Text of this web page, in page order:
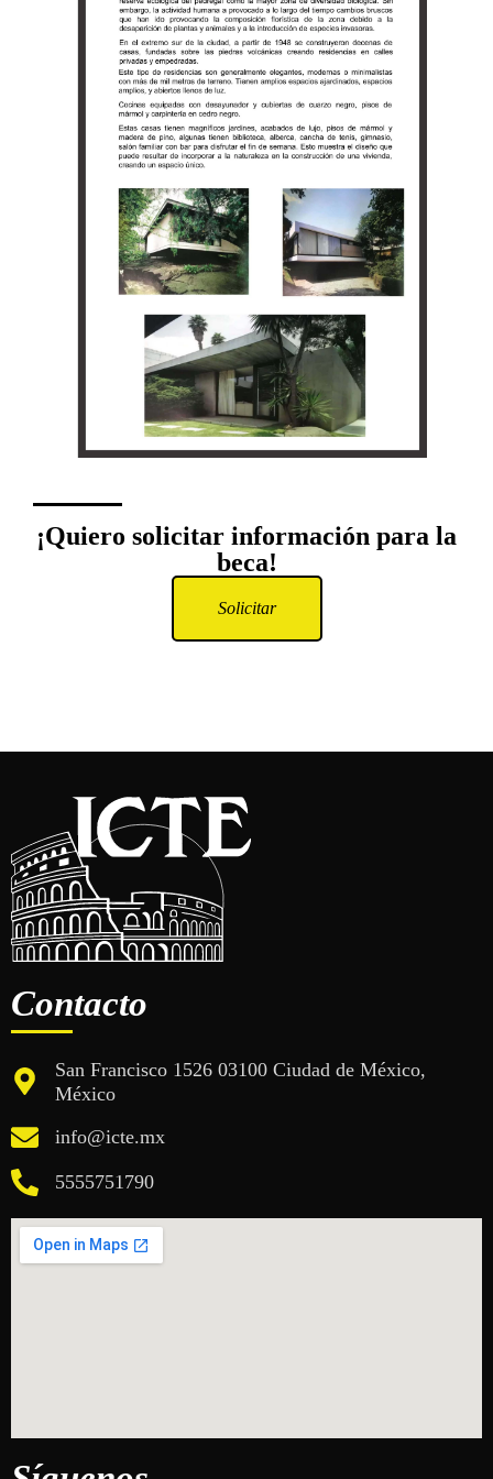
¡Quiero solicitar información para la
beca!
Solicitar
Contacto
San Francisco 1526 03100 Ciudad de México,
México
info@icte.mx
5555751790